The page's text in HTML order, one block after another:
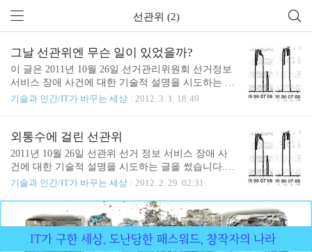
선관위 (2)
그날 선관위엔 무슨 일이 있었을까?
이 글은 2011년 10월 26일 선거관리위원회 선거정보
서비스 장애 사건에 대한 기술적 설명을 시도하는 글
입니다. 선관위가 공개한 정보가 제한적이고 수시로
한 맞도록 노력했습니다. 전문적인 내용이 많아 이해
할 수 있도록 소설 형식을 취했습니다. 보고서 등을
통해 밝혀진 작업 진행 시간과 외부에서 알 수 있었
대화, 업무 처리 방식, 업무 처리 주체는 특정 인물이
나 실제 사건과 무관한 상상입니다. 다만 업무 처리
과정에 대한 가상 상황은 일반적인 IT 현업의 상황과
유사하게 묘사했으며 사건의 발생 원인에 대한 추론
은 실제 업무를 수행하는 엔지니어들이 납득 가..
기술과 인간/IT가 바꾸는 세상 2012. 3. 1. 18:49
외통수에 걸린 선관위
2011년 10월 26일 선관위 선거 정보 서비스 장애 사
건에 대한 기술적 설명을 시도하는 글을 썼습니다.
지난 월요일 새벽에 오마이 뉴스에 송고한 상태라 수
서 제 입장은 "문제가 발생했을 때 이성적으로 설명
이 불가능한 상황이 충분히 일어날 수 있다"입니다.
각종 문건에 나타난 선관위에 대한 제 판단은 비상
상황에서 초보적인 대응조차 제대로 못한 무능한 조
기술과 인간/IT가 바꾸는 세상 2012. 2. 29. 02:31